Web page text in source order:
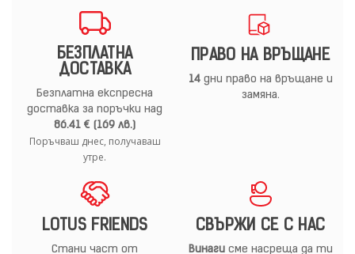
БЕЗПЛАТНА
ДОСТАВКА
Безплатна експресна
доставка за поръчки над
86.41 € (169 лв.)
Поръчваш днес, получаваш
утре.
ПРАВО НА ВРЪЩАНЕ
14дни право на връщане и
замяна.
LOTUS FRIENDS
Стани част от
СВЪРЖИ СЕ С НАС
Винагисме насреща да ти